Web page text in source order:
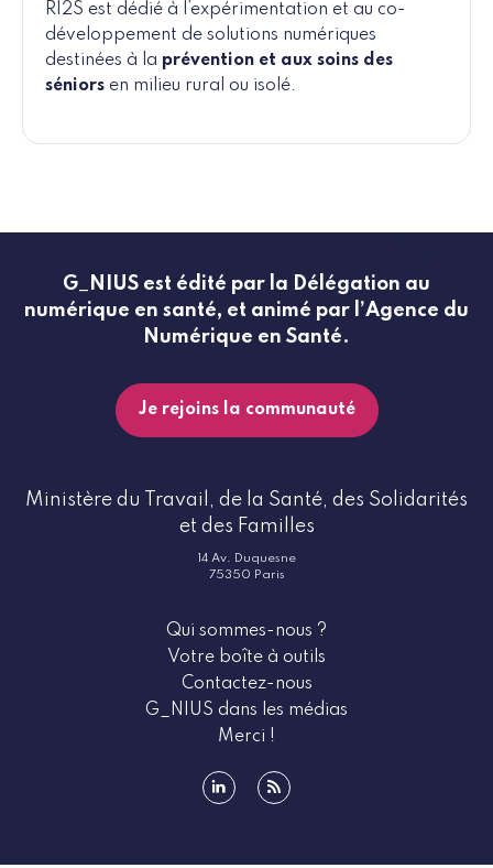
RI2S est dédié à l’expérimentation et au co-
développement de solutions numériques
destinées à la prévention et aux soins des
séniors en milieu rural ou isolé.
G_NIUS est édité par la Délégation au
numérique en santé, et animé par l’Agence du
Numérique en Santé.
Je rejoins la communauté
Ministère du Travail, de la Santé, des Solidarités
et des Familles
14 Av. Duquesne
75350 Paris
Qui sommes-nous ?
Votre boîte à outils
Contactez-nous
G_NIUS dans les médias
Merci !